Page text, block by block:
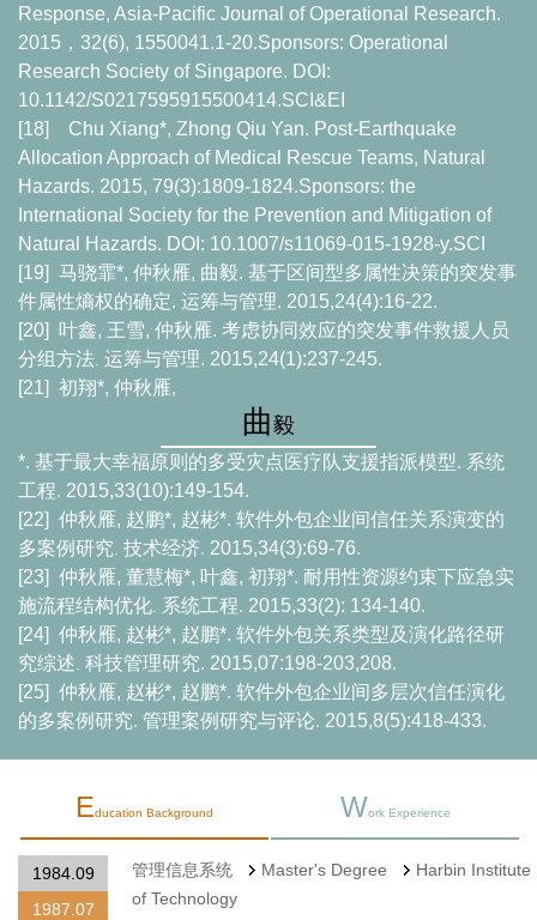
Response, Asia-Pacific Journal of Operational Research.
2015 ， 32(6), 1550041.1-20.Sponsors: Operational
Research Society of Singapore. DOI:
10.1142/S0217595915500414.SCI&EI
[18]
Chu Xiang*, Zhong Qiu Yan. Post-Earthquake
Allocation Approach of Medical Rescue Teams, Natural
Hazards. 2015, 79(3):1809-1824.Sponsors: the
International Society for the Prevention and Mitigation of
Natural Hazards. DOI: 10.1007/s11069-015-1928-y.SCI
[19] 马骁霏*, 仲秋雁, 曲毅. 基于区间型多属性决策的突发事
件属性熵权的确定. 运筹与管理. 2015,24(4):16-22.
[20]
叶鑫, 王雪, 仲秋雁. 考虑协同效应的突发事件救援人员
分组方法 运筹与管理. 2015,24(1):237-245.
[21] 初翔*, 仲秋雁,
曲毅
*. 基于最大幸福原则的多受灾点医疗队支援指派模型. 系统
工程. 2015,33(10):149-154.
[22] 仲秋雁, 赵鹏*, 赵彬*. 软件外包企业间信任关系演变的
多案例研究 技术经济. 2015,34(3):69-76.
[23] 仲秋雁, 董慧梅*, 叶鑫, 初翔*. 耐用性资源约束下应急实
施流程结构优化 系统工程. 2015,33(2): 134-140.
[24] 仲秋雁, 赵彬*, 赵鹏*. 软件外包关系类型及演化路径研
究综述 科技管理研究. 2015,07:198-203,208.
[25] 仲秋雁, 赵彬*, 赵鹏*. 软件外包企业间多层次信任演化
的多案例研究. 管理案例研究与评论. 2015,8(5):418-433.
Education Background Work Experience
1984.09
1987.07
管理信息系统 Master's Degree
Harbin Institute
of Technology